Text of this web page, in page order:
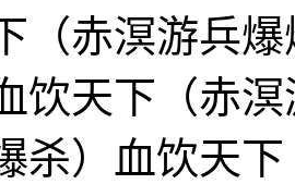
（赤溟游兵
饮天下（赤
杀）血饮天